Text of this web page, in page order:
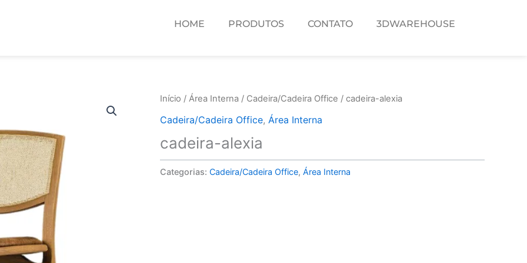
HOME PRODUTOS CONTATO 3DWAREHOUSE
Início / Área Interna / Cadeira/Cadeira Office / cadeira-alexia
Cadeira/Cadeira Office, Área Interna
cadeira-alexia
Categorias: Cadeira/Cadeira Office, Área Interna